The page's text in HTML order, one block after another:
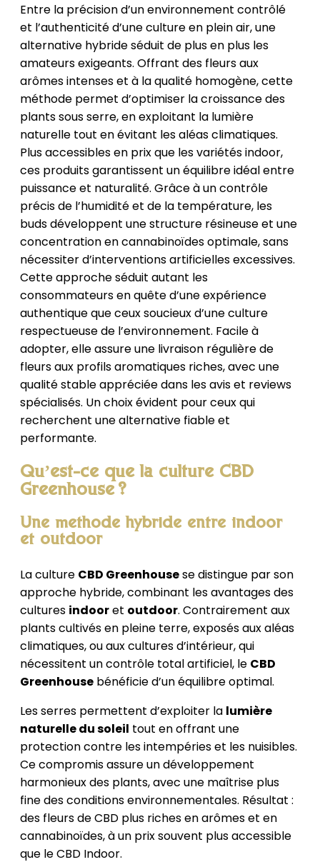
Entre la précision d’un environnement contrôlé
et l’authenticité d’une culture en plein air, une
alternative hybride séduit de plus en plus les
amateurs exigeants. Offrant des fleurs aux
arômes intenses et à la qualité homogène, cette
méthode permet d’optimiser la croissance des
plants sous serre, en exploitant la lumière
naturelle tout en évitant les aléas climatiques.
Plus accessibles en prix que les variétés indoor,
ces produits garantissent un équilibre idéal entre
puissance et naturalité. Grâce à un contrôle
précis de l’humidité et de la température, les
buds développent une structure résineuse et une
concentration en cannabinoïdes optimale, sans
nécessiter d’interventions artificielles excessives.
Cette approche séduit autant les
consommateurs en quête d’une expérience
authentique que ceux soucieux d’une culture
respectueuse de l’environnement. Facile à
adopter, elle assure une livraison régulière de
fleurs aux profils aromatiques riches, avec une
qualité stable appréciée dans les avis et reviews
spécialisés. Un choix évident pour ceux qui
recherchent une alternative fiable et
performante.
Qu’est-ce que la culture CBD
Greenhouse ?
Une méthode hybride entre indoor
et outdoor
La culture CBD Greenhousese distingue par son
approche hybride, combinant les avantages des
cultures indooret outdoor. Contrairement aux
plants cultivés en pleine terre, exposés aux aléas
climatiques, ou aux cultures d’intérieur, qui
nécessitent un contrôle total artificiel, le CBD
Greenhouse bénéficie d’un équilibre optimal.
Les serres permettent d’exploiter la lumière
naturelle du soleil tout en offrant une
protection contre les intempéries et les nuisibles.
Ce compromis assure un développement
harmonieux des plants, avec une maîtrise plus
fine des conditions environnementales. Résultat :
des fleurs de CBD plus riches en arômes et en
cannabinoïdes, à un prix souvent plus accessible
que le CBD Indoor.